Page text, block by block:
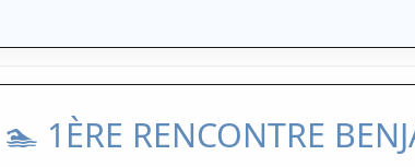
🏊 1ÈRE RENCONTRE